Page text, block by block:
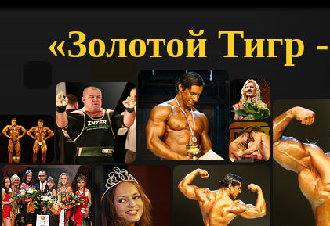
«Золотой Тигр